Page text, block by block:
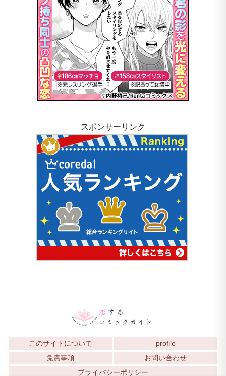
スポンサーリンク
このサイトについて
profile
免責事項
お問い合わせ
プライバシーポリシー